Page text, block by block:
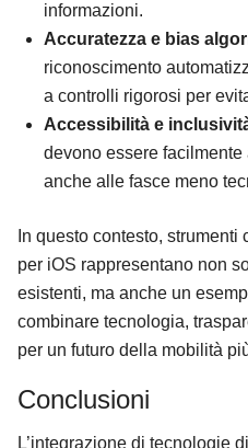
informazioni.
Accuratezza e bias
riconoscimento
a controlli rigorosi per
Accessibilità e
devono essere
anche alle fasce meno
In questo contesto,
per iOS rappresentano non
esistenti, ma anche un
combinare tecnologia,
per un futuro della mobilità
Conclusioni
L’integrazione di tecnologie